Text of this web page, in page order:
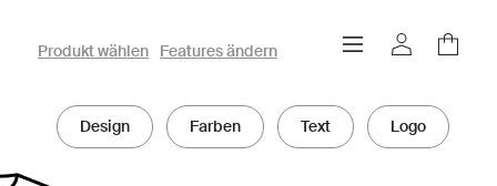
Produkt wählen Features ändern
Design Farben Text Logo